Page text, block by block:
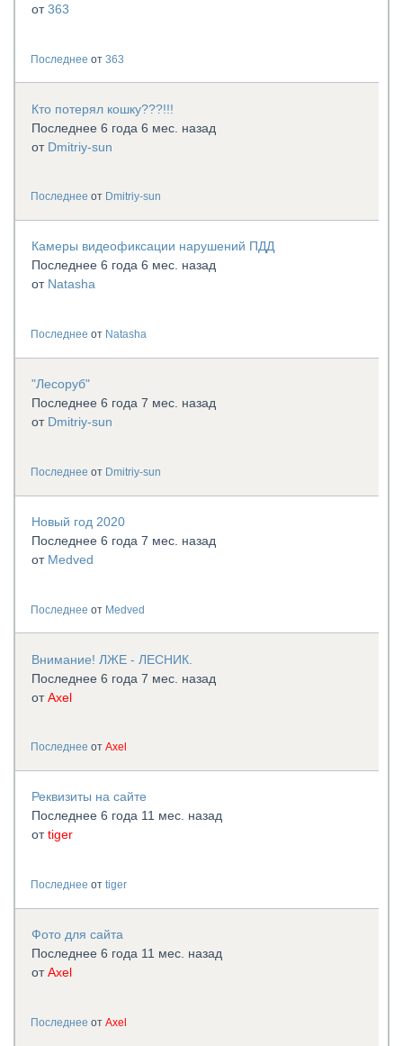
от363
Последнее от 363
Кто потерял кошку???!!!
Последнее 6 года 6 мес. назад
от Dmitriy-sun
Последнее от Dmitriy-sun
Камеры видеофиксации нарушений ПДД
Последнее 6 года 6 мес. назад
от Natasha
Последнее от Natasha
"Лесоруб"
Последнее 6 года 7 мес. назад
от Dmitriy-sun
Последнее от Dmitriy-sun
Новый год 2020
Последнее 6 года 7 мес. назад
от Medved
Последнее от Medved
Внимание! ЛЖЕ - ЛЕСНИК.
Последнее 6 года 7 мес. назад
отAxel
Последнее от Axel
Реквизиты на сайте
Последнее 6 года 11 мес. назад
отtiger
Последнее от tiger
Фото для сайта
Последнее 6 года 11 мес. назад
отAxel
Последнее от Axel